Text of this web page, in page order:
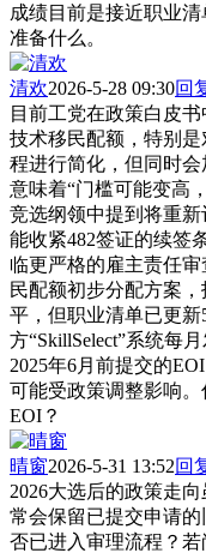
成绩目前是接近职业
准备什么。
清欢2026-5-28 09:30回
目前工党在政策白皮
技术移民配额，特别
程进行简化，但同时
意味着“门槛可能变高
竞选纲领中提到将重
能收紧482签证的续签
临更严格的雇主责任
民配额初步分配方案
平，但职业清单已更
方“SkillSelect”系统每
2025年6月前提交的
可能受政策调整影响
EOI？
晴窗2026-5-31 13:52回
2026大选后的政策走
常会保留已提交申请
否已进入审理流程？